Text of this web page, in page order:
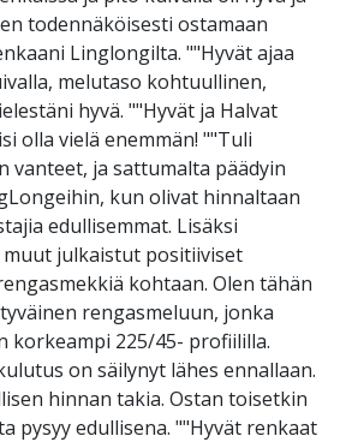
todennäköisesti ostamaan
Linglongilta. ""Hyvät ajaa
melutaso kohtuullinen,
hyvä. ""Hyvät ja Halvat
olla vielä enemmän! ""Tuli
vanteet, ja sattumalta päädyin
kun olivat hinnaltaan
edullisemmat. Lisäksi
julkaistut positiiviset
kohtaan. Olen tähän
rengasmeluun, jonka
korkeampi 225/45- profiililla.
on säilynyt lähes ennallaan.
hinnan takia. Ostan toisetkin
pysyy edullisena. ""Hyvät renkaat